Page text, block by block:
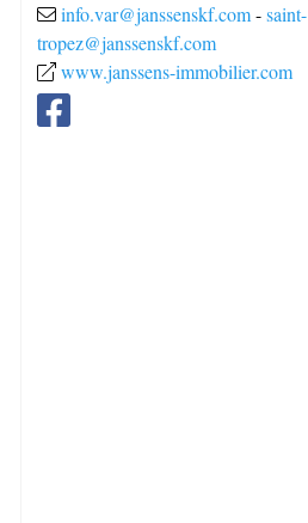
info.var@janssenskf.com -saint-
tropez@janssenskf.com
www.janssens-immobilier.com